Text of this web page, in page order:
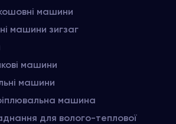
машини
машини зигзаг
машини
машини
машина
для волого-теплової